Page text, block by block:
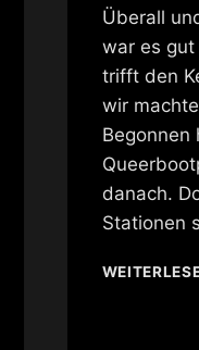
Überall
war es gut
trifft den
wir
danach.
Stationen